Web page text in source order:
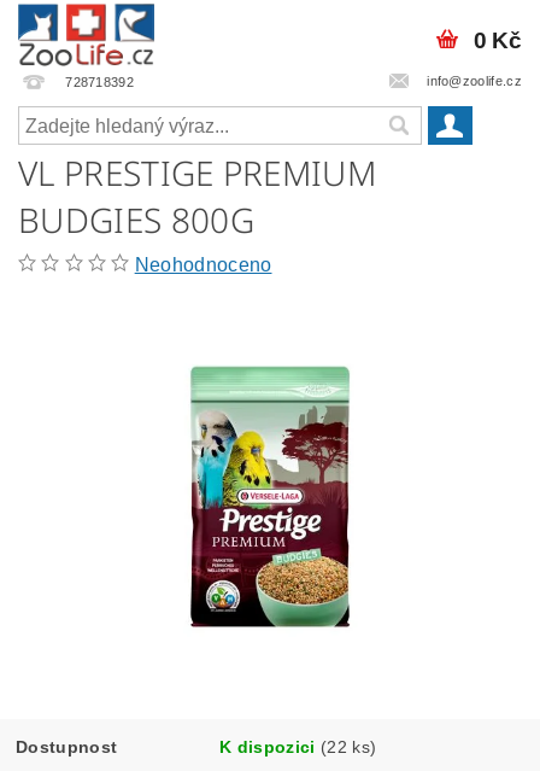
728718392 info@zoolife.cz
0 Kč
VL PRESTIGE PREMIUM
BUDGIES 800G
Neohodnoceno
Dostupnost K dispozici (22 ks)